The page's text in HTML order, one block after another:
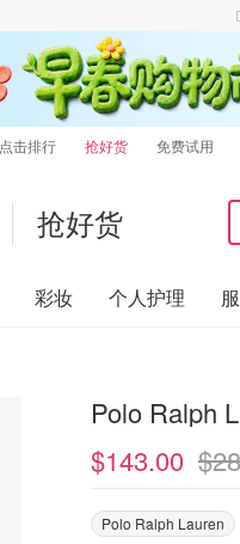
点击排行 抢好货 免费试用
抢好货
彩妆 个人护理
Polo Ralph
$143.00
Polo Ralph Lauren